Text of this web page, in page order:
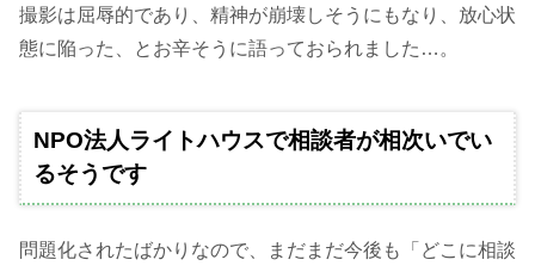
撮影は屈辱的であり、精神が崩壊しそうにもなり、放心状
態に陥った、とお辛そうに語っておられました…。
NPO法人ライトハウスで相談者が相次いでい
るそうです
問題化されたばかりなので、まだまだ今後も「どこに相談